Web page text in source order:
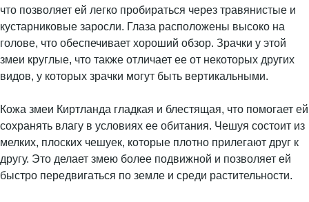
что позволяет ей легко пробираться через травянистые и
кустарниковые заросли. Глаза расположены высоко на
голове, что обеспечивает хороший обзор. Зрачки у этой
змеи круглые, что также отличает ее от некоторых других
видов, у которых зрачки могут быть вертикальными.
Кожа змеи Киртланда гладкая и блестящая, что помогает ей
сохранять влагу в условиях ее обитания. Чешуя состоит из
мелких, плоских чешуек, которые плотно прилегают друг к
другу. Это делает змею более подвижной и позволяет ей
быстро передвигаться по земле и среди растительности.